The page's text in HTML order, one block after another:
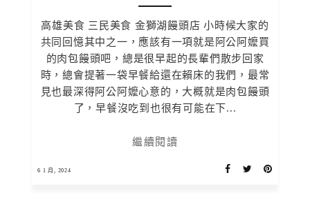
高雄美食 三民美食 金獅湖饅頭店 小時候大家的
共同回憶其中之一，應該有一項就是阿公阿嬤買
的肉包饅頭吧，總是很早起的長輩們散步回家
時，總會提著一袋早餐給還在賴床的我們，最常
見也最深得阿公阿嬤心意的，大概就是肉包饅頭
了，早餐沒吃到也很有可能在下...
繼續閱讀
6 1 月, 2024